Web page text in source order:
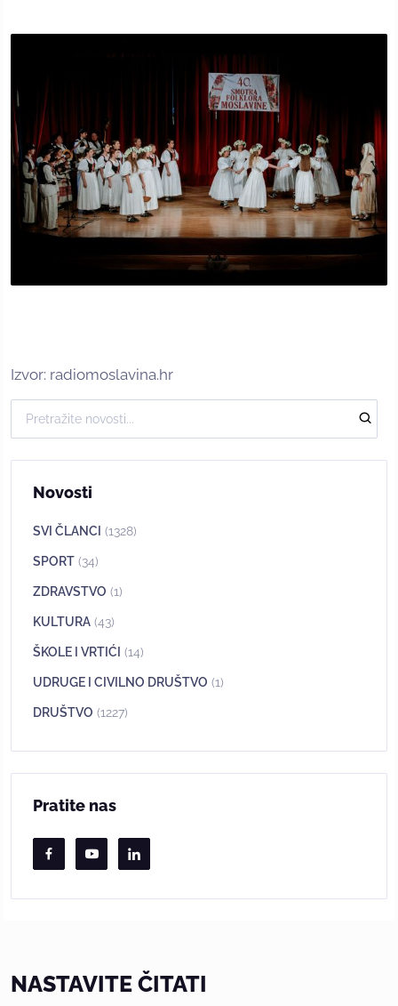
Izvor: radiomoslavina.hr
Novosti
SVI ČLANCI (1328)
SPORT (34)
ZDRAVSTVO (1)
KULTURA (43)
ŠKOLE I VRTIĆI (14)
UDRUGE I CIVILNO DRUŠTVO (1)
DRUŠTVO (1227)
Pratite nas
NASTAVITE ČITATI